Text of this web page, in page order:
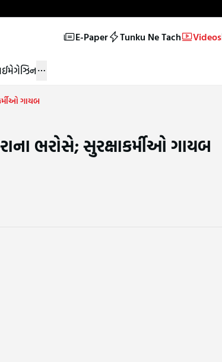
E-Paper Tunku Ne Tach Videos
મેગેઝિન
ગાયબ
ભરોસે; સુરક્ષાકર્મીઓ ગાયબ